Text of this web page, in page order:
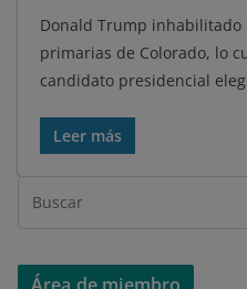
Donald Trump inhabilitado
primarias de Colorado, lo
candidato presidencial
Leer más